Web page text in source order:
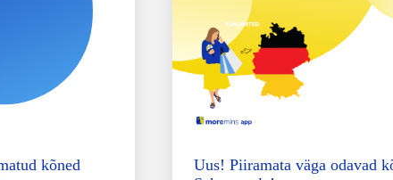
kõned
Uus! Piiramata väga odavad